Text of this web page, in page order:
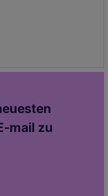
Ihre Arbeit
und
mail zu